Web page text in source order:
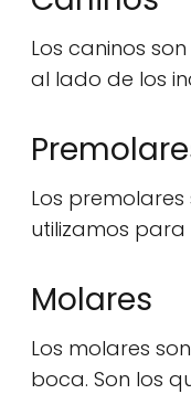
Los caninos
al lado de los
Los
utilizamos
Molares
Los molares
boca. Son los